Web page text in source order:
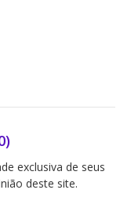
exclusiva de seus
deste site.